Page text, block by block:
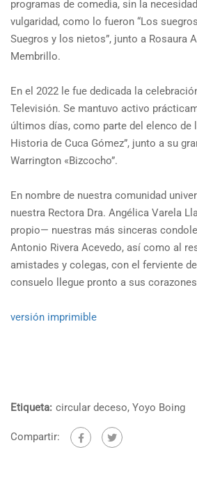
programas de comedia, sin la
vulgaridad, como lo fueron “Los
Suegros y los nietos”, junto a Rosaura
Membrillo.
En el 2022 le fue dedicada la
Televisión. Se mantuvo activo
últimos días, como parte del elenco de
Historia de Cuca Gómez”, junto a su
Warrington «Bizcocho”.
En nombre de nuestra comunidad
nuestra Rectora Dra. Angélica Varela
propio— nuestras más sinceras
Antonio Rivera Acevedo, así como al
amistades y colegas, con el ferviente
consuelo llegue pronto a sus
versión imprimible
Etiqueta: circular deceso, Yoyo Boing
Compartir: